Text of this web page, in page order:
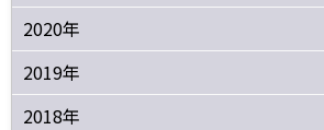
2020年
2019年
2018年